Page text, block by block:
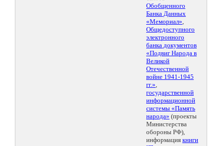
Обобщенного
Банка Данных
«Мемориал»,
Общедоступного
электронного
банка документов
«Подвиг Народа в
Великой
Отечественной
войне 1941-1945
гг.»,
государственной
информационной
системы «Память
народа» (проекты
Министерства
обороны РФ),
информация книги